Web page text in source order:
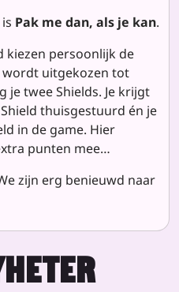
Pak me dan, als je kan.
kiezen persoonlijk de
wordt uitgekozen tot
je twee Shields. Je krijgt
thuisgestuurd én je
in de game. Hier
punten mee…
zijn erg benieuwd naar